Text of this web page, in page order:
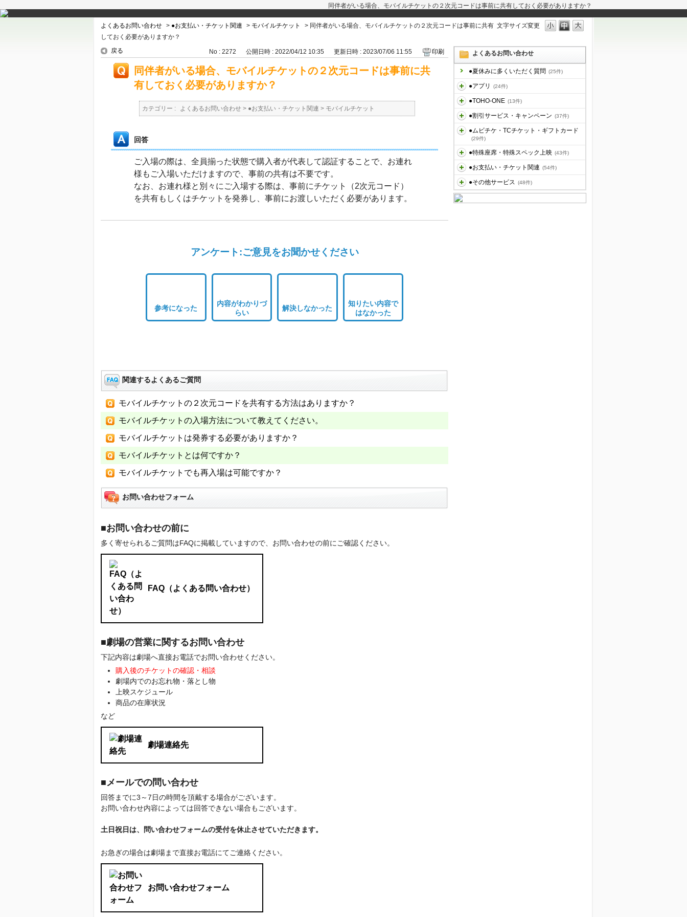
同伴者がいる場合、モバイルチケットの２次元コードは事前に共有しておく必要がありますか？
文字サイズ変更
よくあるお問い合わせ > ●お支払い・チケット関連 > モバイルチケット > 同伴者がいる場合、モバイルチケットの２次元コードは事前に共有
しておく必要がありますか？
よくあるお問い合わせ
●夏休みに多くいただく質問 (25件)
●アプリ (24件)
●TOHO-ONE (13件)
●割引サービス・キャンペーン (37件)
●ムビチケ・TCチケット・ギフトカード
(29件)
●特殊座席・特殊スペック上映 (43件)
●お支払い・チケット関連 (54件)
●その他サービス (48件)
戻る No : 2272 公開日時 : 2022/04/12 10:35 更新日時 : 2023/07/06 11:55 印刷
同伴者がいる場合、モバイルチケットの２次元コードは事前に共
有しておく必要がありますか？
カテゴリー : よくあるお問い合わせ > ●お支払い・チケット関連 > モバイルチケット
回答
ご入場の際は、全員揃った状態で購入者が代表して認証することで、お連れ
様もご入場いただけますので、事前の共有は不要です。
なお、お連れ様と別々にご入場する際は、事前にチケット（2次元コード）
を共有もしくはチケットを発券し、事前にお渡しいただく必要があります。
アンケート:ご意見をお聞かせください
参考になった
内容がわかりづ
らい
解決しなかった
知りたい内容で
はなかった
関連するよくあるご質問
モバイルチケットの２次元コードを共有する方法はありますか？
モバイルチケットの入場方法について教えてください。
モバイルチケットは発券する必要がありますか？
モバイルチケットとは何ですか？
モバイルチケットでも再入場は可能ですか？
お問い合わせフォーム
■お問い合わせの前に
多く寄せられるご質問はFAQに掲載していますので、お問い合わせの前にご確認ください。
FAQ（よくある問い合わせ）
■劇場の営業に関するお問い合わせ
下記内容は劇場へ直接お電話でお問い合わせください。
購入後のチケットの確認・相談
劇場内でのお忘れ物・落とし物
上映スケジュール
商品の在庫状況
など
劇場連絡先
■メールでの問い合わせ
回答までに3～7日の時間を頂戴する場合がございます。
お問い合わせ内容によっては回答できない場合もございます。
土日祝日は、問い合わせフォームの受付を休止させていただきます。
お急ぎの場合は劇場まで直接お電話にてご連絡ください。
お問い合わせフォーム